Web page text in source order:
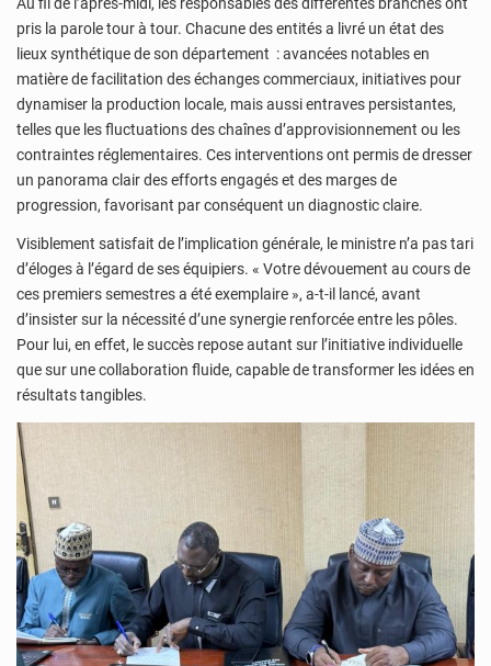
pris la parole tour à tour. Chacune des entités a livré un état des
lieux synthétique de son département : avancées notables en
matière de facilitation des échanges commerciaux, initiatives pour
dynamiser la production locale, mais aussi entraves persistantes,
telles que les fluctuations des chaînes d’approvisionnement ou les
contraintes réglementaires. Ces interventions ont permis de dresser
un panorama clair des efforts engagés et des marges de
progression, favorisant par conséquent un diagnostic claire.
Visiblement satisfait de l’implication générale, le ministre n’a pas tari
d’éloges à l’égard de ses équipiers. « Votre dévouement au cours de
ces premiers semestres a été exemplaire », a-t-il lancé, avant
d’insister sur la nécessité d’une synergie renforcée entre les pôles.
Pour lui, en effet, le succès repose autant sur l’initiative individuelle
que sur une collaboration fluide, capable de transformer les idées en
résultats tangibles.